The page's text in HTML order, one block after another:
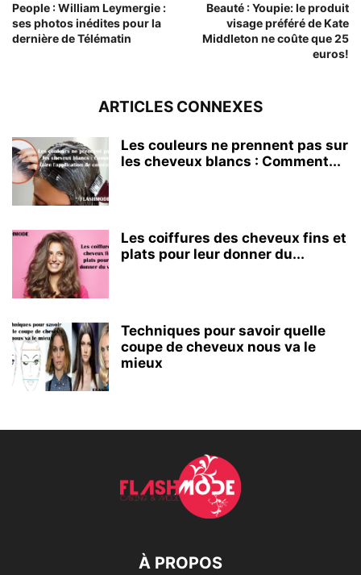
People : William Leymergie :
ses photos inédites pour la
dernière de Télématin
Beauté : Youpie: le produit
visage préféré de Kate
Middleton ne coûte que 25
euros!
ARTICLES CONNEXES
Les couleurs ne prennent pas sur
les cheveux blancs : Comment...
Les coiffures des cheveux fins et
plats pour leur donner du...
Techniques pour savoir quelle
coupe de cheveux nous va le
mieux
À PROPOS